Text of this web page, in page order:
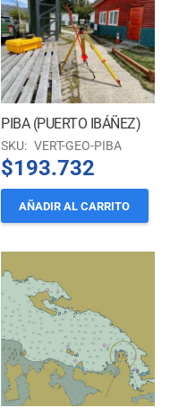
PIBA (PUERTO IBÁÑEZ)
SKU: VERT-GEO-PIBA
$193.732
AÑADIR AL CARRITO